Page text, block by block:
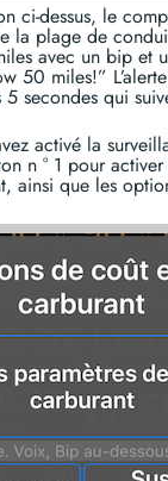
ci-dessus, le
la plage de
avec un bip et
50 miles!”
secondes qui
activé la
n ° 1 pour
ainsi que les